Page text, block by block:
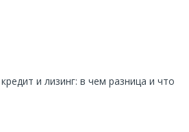
и лизинг: в чем разница и что